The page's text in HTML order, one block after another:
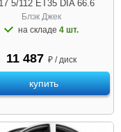
5/112 ET35 DIA 66.6
Блэк Джек
на складе 4 шт.
11 487 ₽ / диск
купить